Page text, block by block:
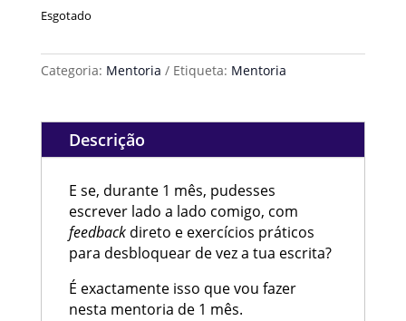
Esgotado
Categoria: Mentoria Etiqueta: Mentoria
Descrição
E se, durante 1 mês, pudesses
escrever lado a lado comigo, com
feedbackdireto e exercícios práticos
para desbloquear de vez a tua escrita?
É exactamente isso que vou fazer
nesta mentoria de 1 mês.